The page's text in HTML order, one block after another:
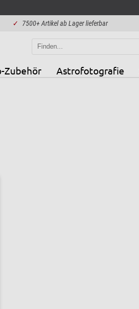
✓ 7500+ Artikel ab Lager lieferbar
Zubehör Astrofotografie